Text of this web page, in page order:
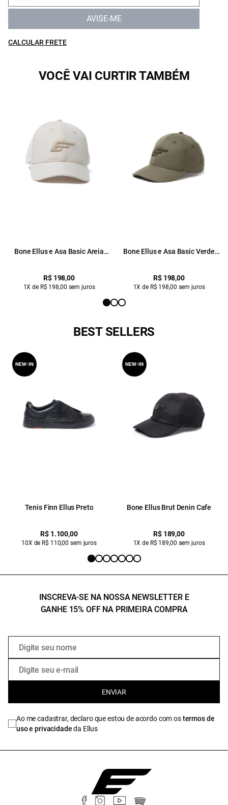
AVISE-ME
CALCULAR FRETE
VOCÊ VAI CURTIR TAMBÉM
Bone Ellus e Asa Basic Areia
R$ 198,00
1X de R$ 198,00 sem juros
Bone Ellus e Asa Basic Verde
R$ 198,00
1X de R$ 198,00 sem juros
BEST SELLERS
Tenis Finn Ellus Preto
R$ 1.100,00
10X de R$ 110,00 sem juros
NEW-IN
Bone Ellus Brut Denin Cafe
R$ 189,00
1X de R$ 189,00 sem juros
NEW-IN
INSCREVA-SE NA NOSSA NEWSLETTER E
GANHE 15% OFF NA PRIMEIRA COMPRA
ENVIAR
Ao me cadastrar, declaro que estou de acordo com ostermos de
uso e privacidadeda Ellus